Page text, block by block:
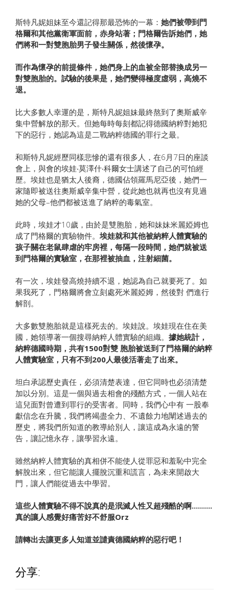
斯特凡妮姐妹至今還記得那最恐怖的一幕： 她們被帶到門
格爾和其他黨衛軍面前，赤身站著；門格爾告訴她們，她
們將和一對雙胞胎男子發生關係，然後懷孕。
而作為懷孕的前提條件，她們身上的血被全部替換成另一
對雙胞胎的。試驗的後果是，她們變得極度虛弱，高燒不
退。
比大多數人幸運的是，斯特凡妮姐妹最終熬到了奧斯威辛
集中營解放的那天。但她每時每刻都記得德國納粹對她犯
下的惡行，她認為這是二戰納粹德國的罪行之最。
和斯特凡妮經歷同樣悲慘的還有很多人，在6月7日的座談
會上，與會的埃娃‧莫澤什‧科爾女士講述了自己的可怕經
歷。埃娃也是猶太人後裔，德國佔領羅馬尼亞後，她們一
家隨即被送往奧斯威辛集中營，從此她也就再也沒有見過
她的父母–他們都被送進了納粹的毒氣室。
此時，埃娃才10歲，由於是雙胞胎，她和妹妹米麗婭姆也
成了門格爾的實驗物件。埃娃就和其他被納粹人體實驗的
孩子關在老鼠肆虐的牢房裡，每隔一段時間，她們就被送
到門格爾的實驗室，在那裡被抽血，注射細菌。
有一次，埃娃發高燒持續不退，她認為自己就要死了。如
果我死了，門格爾將會立刻處死米麗婭姆，然後對 們進行
解剖。
大多數雙胞胎就是這樣死去的。埃娃說。埃娃現在住在美
國，她領導著一個搜尋納粹人體實驗的組織。 據她統計，
納粹德國時期，共有1500對雙 胞胎被送到了門格爾的納粹
人體實驗室，只有不到200人最後活著走了出來。
坦白承認歷史責任，必須清楚表達，但它同時也必須清楚
加以分別。這是一個與過去相會的殘酷方式，一個人站在
這兒面對曾遭到罪行的受害者。同時，我們心中有 一股奉
獻信念在升騰，我們將竭盡全力、不遺餘力地闡述過去的
歷史，將我們所知道的教導給別人，讓這成為永遠的警
告，讓記憶永存，讓學習永遠。
雖然納粹人體實驗的真相併不能使人從罪惡和羞恥中完全
解脫出來，但它能讓人擺脫沉重和謊言，為未來開啟大
門，讓人們能從過去中學習。
這些人體實驗不得不說真的是泯滅人性又超殘酷的啊..........
真的讓人感覺好痛苦好不舒服Orz
請轉出去讓更多人知道並譴責德國納粹的惡行吧！
分享: